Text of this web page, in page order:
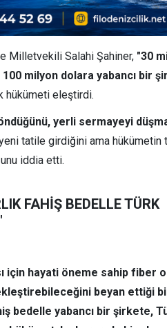
Milletvekili Salahi Şahiner, "30
milyon dolara yabancı bir
hükümeti eleştirdi.
yerli sermayeyi
tatile girdiğini ama
iddia etti.
FAHİŞ BEDELLE TÜRK
için hayati öneme sahip
beyan ettiği
bedelle yabancı bir şirkete,
Doğuş Derya: